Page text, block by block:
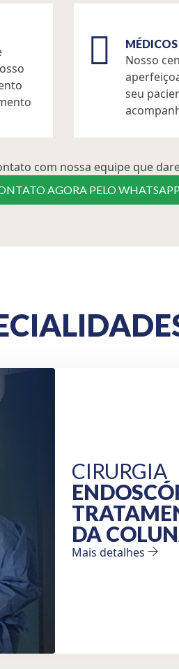
MÉDICOS
Nosso
seu
com nossa equipe que
AGORA PELO WHATSAPP
CIRURGIA
DA
Mais detalhes